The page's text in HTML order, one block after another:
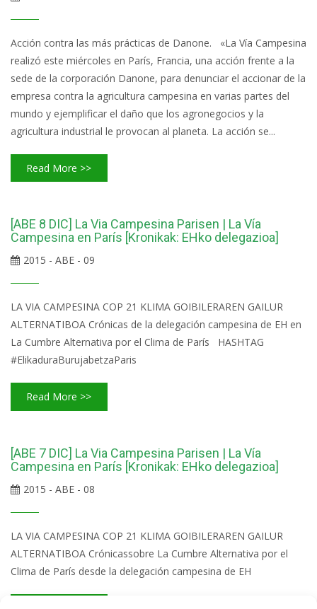
Acción contra las más prácticas de Danone. «La Vía Campesina
realizó este miércoles en París, Francia, una acción frente a la
sede de la corporación Danone, para denunciar el accionar de la
empresa contra la agricultura campesina en varias partes del
mundo y ejemplificar el daño que los agronegocios y la
agricultura industrial le provocan al planeta. La acción se...
Read More >>
[ABE 8 DIC] La Via Campesina Parisen | La Vía
Campesina en París [Kronikak: EHko delegazioa]
2015 - ABE - 09
LA VIA CAMPESINA COP 21 KLIMA GOIBILERAREN GAILUR
ALTERNATIBOA Crónicas de la delegación campesina de EH en
La Cumbre Alternativa por el Clima de París HASHTAG
#ElikaduraBurujabetzaParis
Read More >>
[ABE 7 DIC] La Via Campesina Parisen | La Vía
Campesina en París [Kronikak: EHko delegazioa]
2015 - ABE - 08
LA VIA CAMPESINA COP 21 KLIMA GOIBILERAREN GAILUR
ALTERNATIBOA Crónicassobre La Cumbre Alternativa por el
Clima de París desde la delegación campesina de EH